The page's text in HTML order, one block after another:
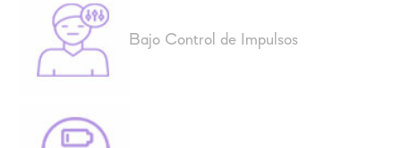
Bajo Control de Impulsos